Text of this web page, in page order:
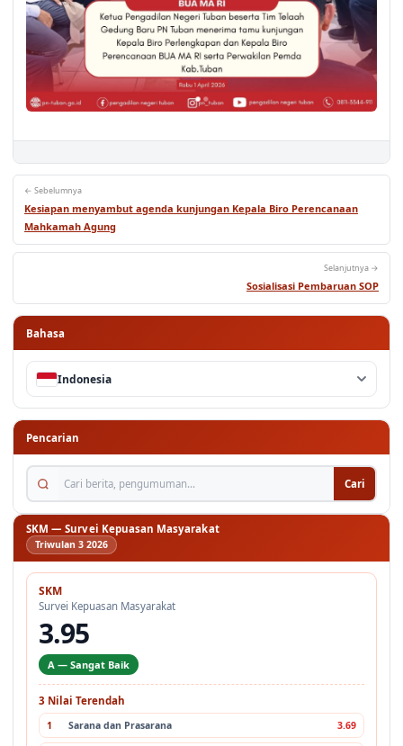
← Sebelumnya
Kesiapan menyambut agenda kunjungan Kepala Biro Perencanaan
Mahkamah Agung
Selanjutnya →
Sosialisasi Pembaruan SOP
Bahasa
Indonesia
Pencarian
Cari berita, pengumuman...
Cari
SKM — Survei Kepuasan Masyarakat
Triwulan 3 2026
SKM
Survei Kepuasan Masyarakat
3.95
A — Sangat Baik
3 Nilai Terendah
1 Sarana dan Prasarana 3.69